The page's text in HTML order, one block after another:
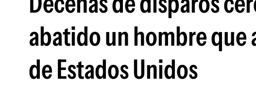
abatido un hombre que
de Estados Unidos